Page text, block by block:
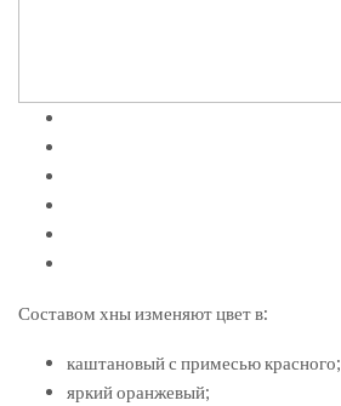
Составом хны изменяют цвет в:
каштановый с примесью красного;
яркий оранжевый;